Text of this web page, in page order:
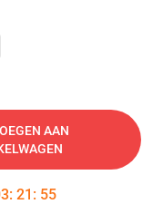
AAN
: 21 : 55